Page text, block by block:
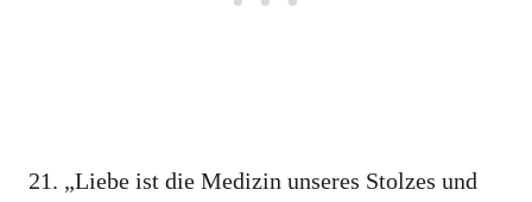
21. „Liebe ist die Medizin unseres Stolzes und